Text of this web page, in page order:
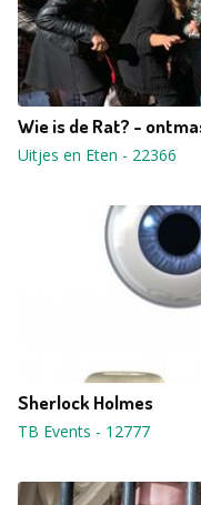
Wie is de Rat? -
Uitjes en Eten - 22366
Sherlock Holmes
TB Events - 12777